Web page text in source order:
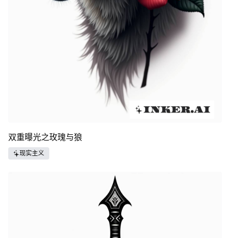
双重曝光之玫瑰与狼
现实主义